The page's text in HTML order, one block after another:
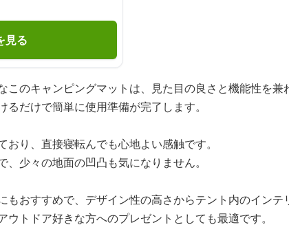
見る
のキャンピングマットは、見た目の良さと機能性を兼
だけで簡単に使用準備が完了します。
り、直接寝転んでも心地よい感触です。
少々の地面の凹凸も気になりません。
おすすめで、デザイン性の高さからテント内のインテ
トドア好きな方へのプレゼントとしても最適です。